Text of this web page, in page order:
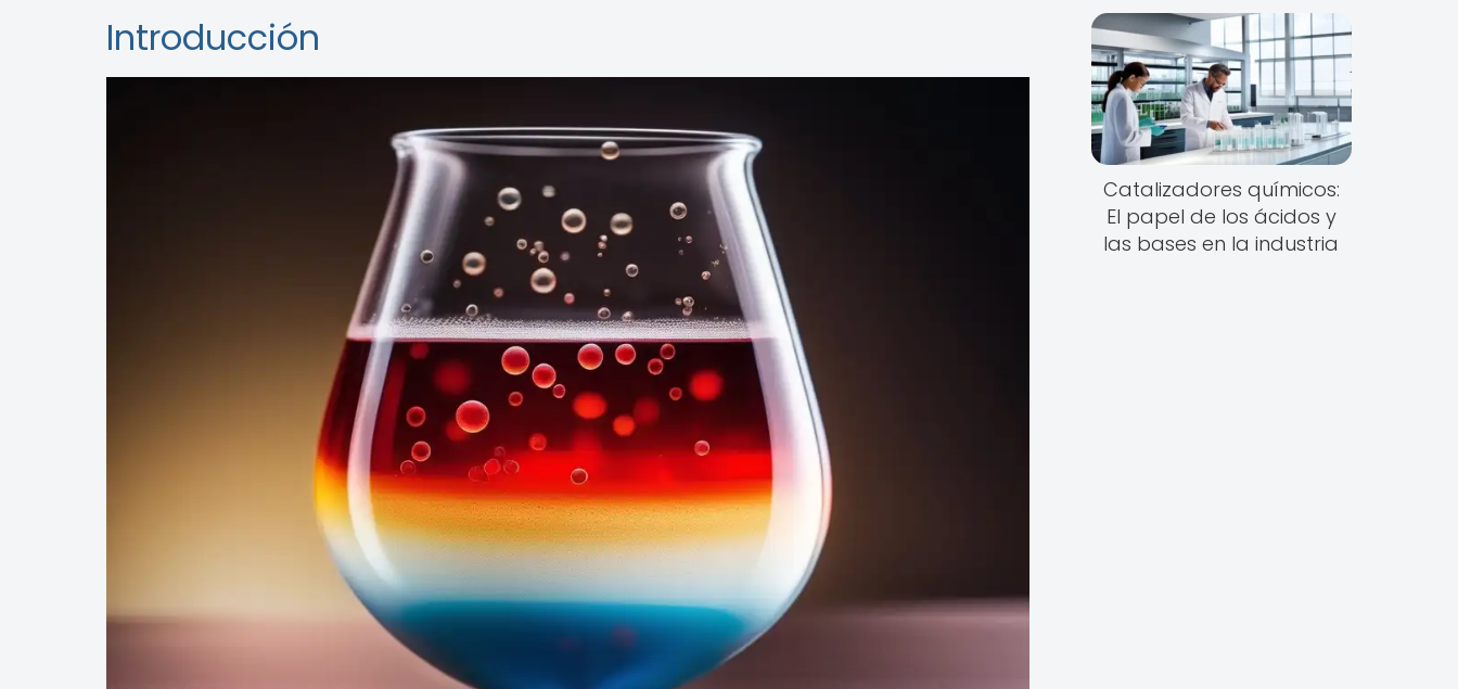
Introducción
Catalizadores químicos:
El papel de los ácidos y
las bases en la industria